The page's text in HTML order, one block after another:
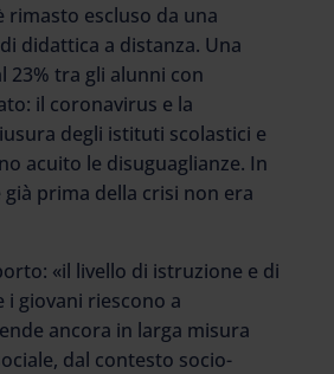
rimasto escluso da una
didattica a distanza. Una
23% tra gli alunni con
il coronavirus e la
degli istituti scolastici e
acuito le disuguaglianze. In
prima della crisi non era
«il livello di istruzione e di
i giovani riescono a
ancora in larga misura
dal contesto socio-